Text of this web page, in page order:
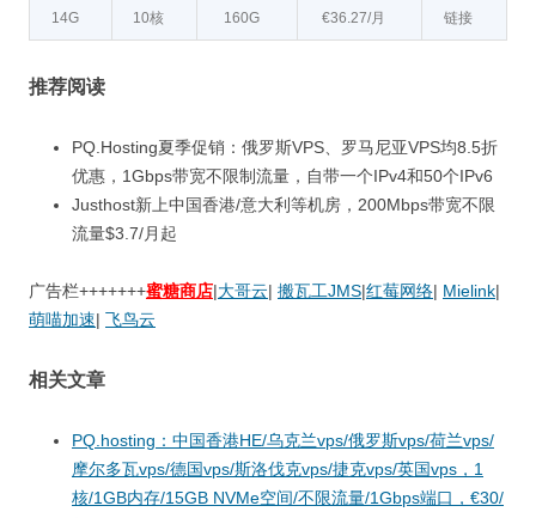
14G 10核 160G €36.27/月 链接
推荐阅读
PQ.Hosting夏季促销：俄罗斯VPS、罗马尼亚VPS均8.5折
优惠，1Gbps带宽不限制流量，自带一个IPv4和50个IPv6
Justhost新上中国香港/意大利等机房，200Mbps带宽不限
流量$3.7/月起
广告栏+++++++蜜糖商店|大哥云| 搬瓦工JMS|红莓网络| Mielink|
萌喵加速| 飞鸟云
相关文章
PQ.hosting：中国香港HE/乌克兰vps/俄罗斯vps/荷兰vps/
摩尔多瓦vps/德国vps/斯洛伐克vps/捷克vps/英国vps，1
核/1GB内存/15GB NVMe空间/不限流量/1Gbps端口，€30/